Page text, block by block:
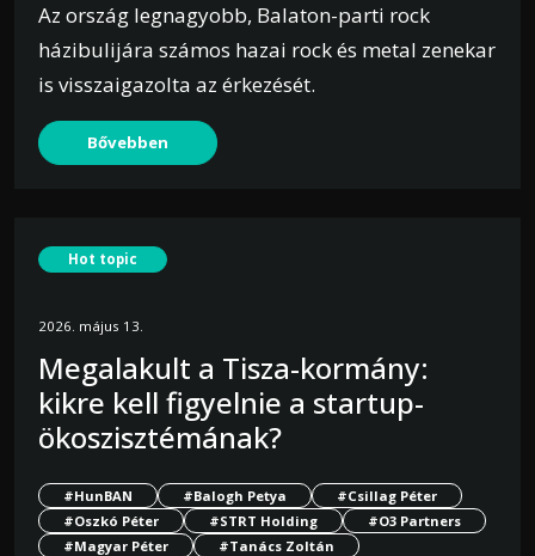
Az ország legnagyobb, Balaton-parti rock
házibulijára számos hazai rock és metal zenekar
is visszaigazolta az érkezését.
Bővebben
Hot topic
2026. május 13.
Megalakult a Tisza-kormány:
kikre kell figyelnie a startup-
ökoszisztémának?
#HunBAN #Balogh Petya
#Csillag Péter
#Oszkó Péter
#STRT Holding
#O3 Partners
#Magyar Péter
#Tanács Zoltán